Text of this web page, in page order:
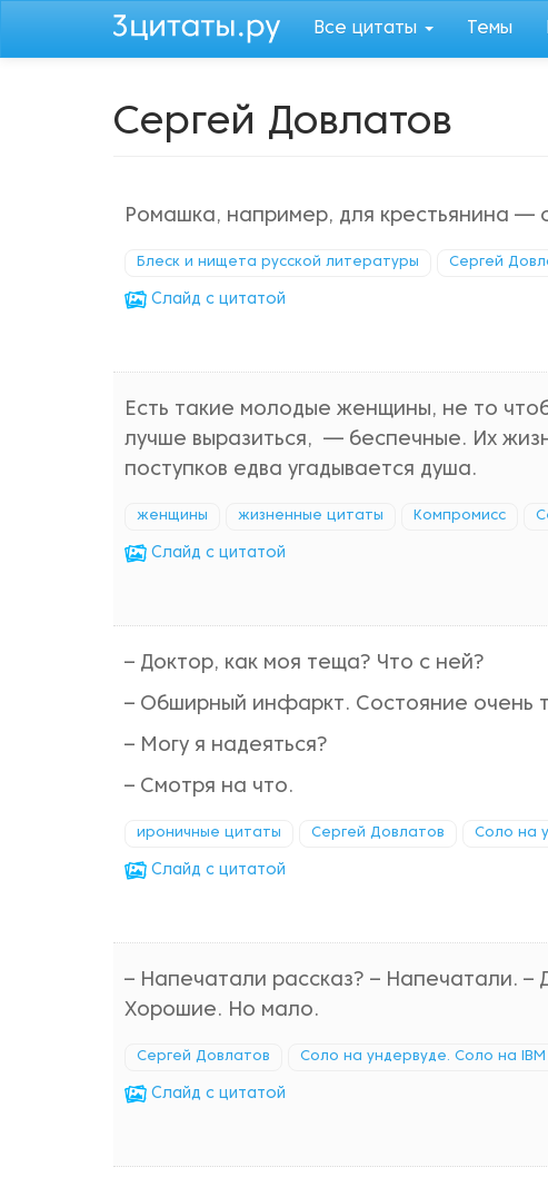
Все цитаты Темы
Сергей Довлатов
Ромашка, например, для крестьянина —
Блеск и нищета русской литературы Сергей
Cлайд с цитатой
Есть такие молодые женщины, не то
лучше выразиться, — беспечные. Их
поступков едва угадывается душа.
женщины жизненные цитаты Компромисс
Cлайд с цитатой
– Доктор, как моя теща? Что с ней?
– Обширный инфаркт. Состояние очень
– Могу я надеяться?
– Смотря на что.
ироничные цитаты Сергей Довлатов Соло на
Cлайд с цитатой
– Напечатали рассказ? – Напечатали. –
Хорошие. Но мало.
Сергей Довлатов Соло на ундервуде. Соло на IBM
Cлайд с цитатой